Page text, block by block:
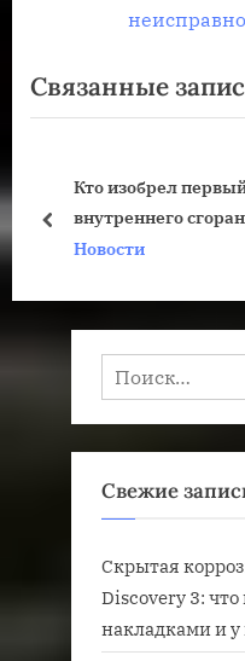
записям
д
у
я
д
у
щ
а
я
п
и
с
ь
:
Связанные
Кто изобрел
внутреннего
Новости
пред
Найти:
Свежие
Скрытая
Discovery 3:
накладками и у